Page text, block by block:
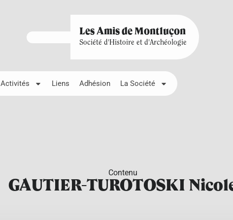
Les Amis de Montluçon
Société d'Histoire et d'Archéologie
Activités Liens Adhésion La Société
Contenu
GAUTIER-TUROTOSKI